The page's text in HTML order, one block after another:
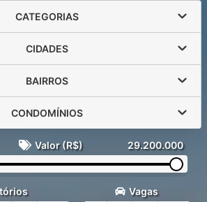
CATEGORIAS
CIDADES
BAIRROS
CONDOMÍNIOS
Valor (R$) 29.200.000
Vagas